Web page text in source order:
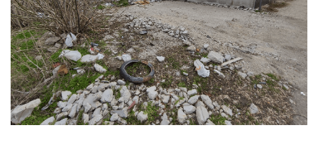
BLOG
ARCHÍVUM
WEBSHOP